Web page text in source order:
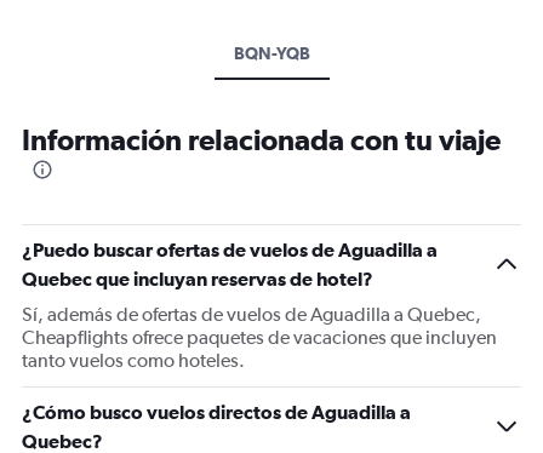
BQN-YQB
Información relacionada con tu viaje
¿Puedo buscar ofertas de vuelos de Aguadilla a
Quebec que incluyan reservas de hotel?
Sí, además de ofertas de vuelos de Aguadilla a Quebec,
Cheapflights ofrece paquetes de vacaciones que incluyen
tanto vuelos como hoteles.
¿Cómo busco vuelos directos de Aguadilla a
Quebec?